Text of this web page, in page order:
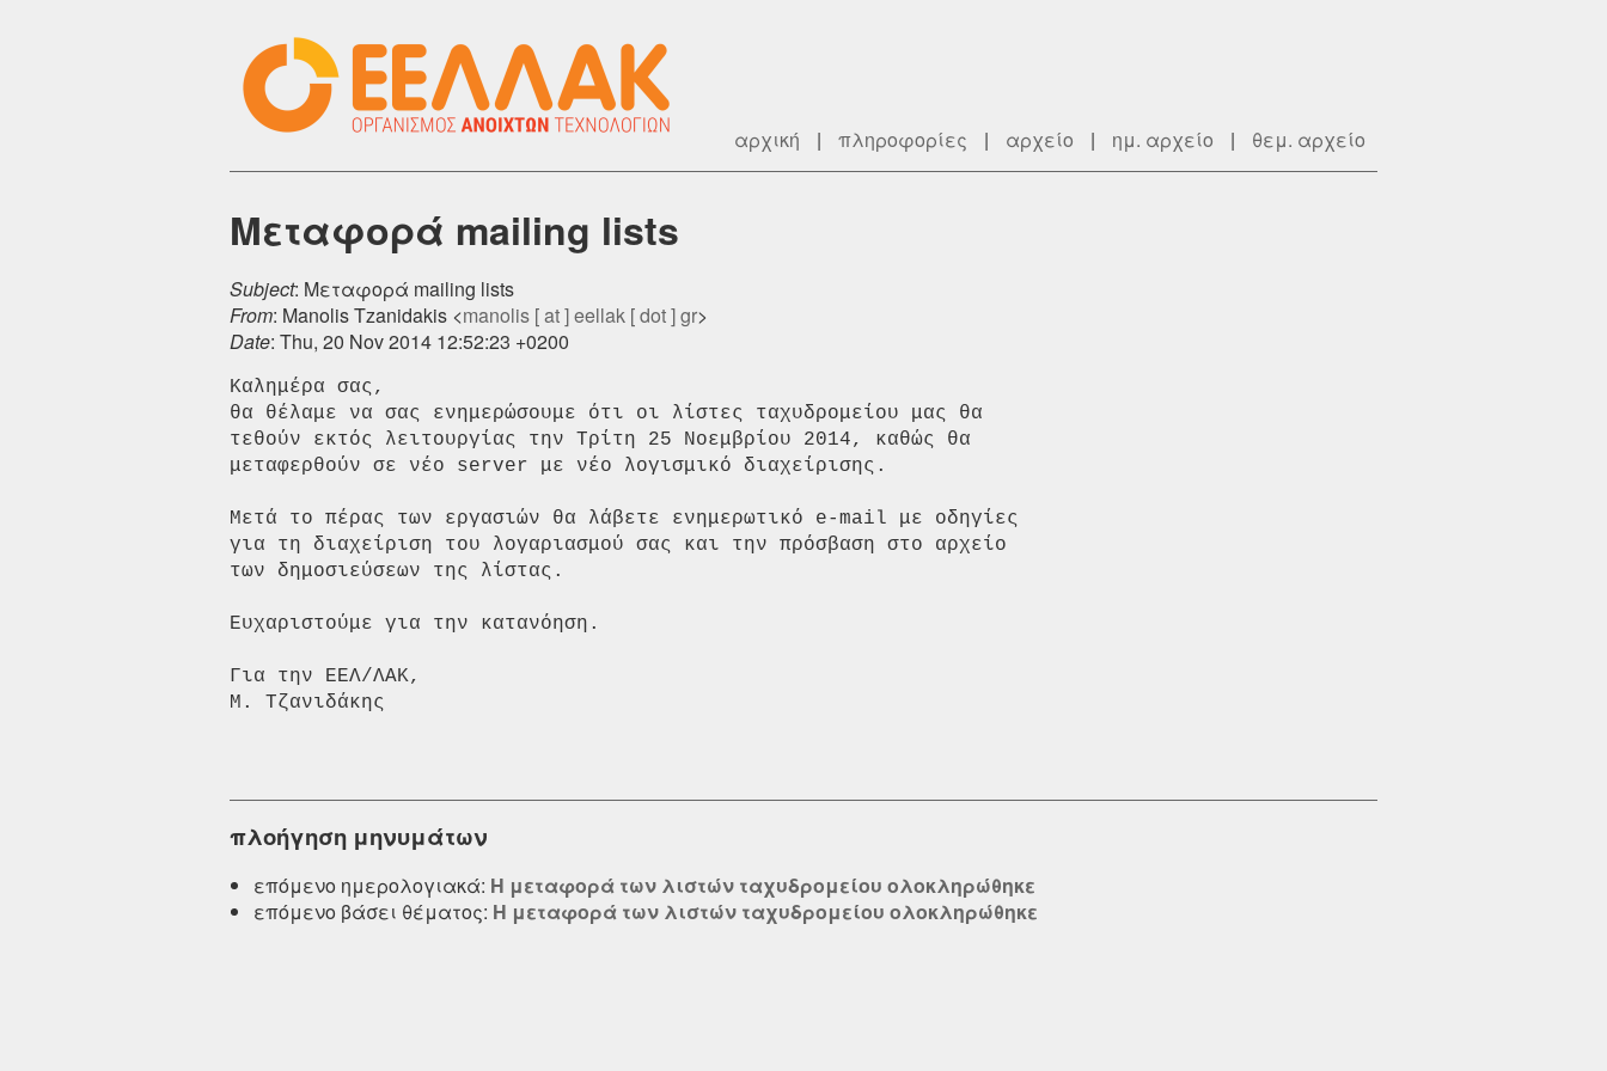
αρχική | πληροφορίες | αρχείο | ημ. αρχείο | θεμ. αρχείο
Μεταφορά mailing lists
Subject: Μεταφορά mailing lists
From: Manolis Tzanidakis <manolis [ at ] eellak [ dot ] gr>
Date: Thu, 20 Nov 2014 12:52:23 +0200
Καλημέρα σας,
θα θέλαμε να σας ενημερώσουμε ότι οι λίστες ταχυδρομείου μας θα
τεθούν εκτός λειτουργίας την Τρίτη 25 Νοεμβρίου 2014, καθώς θα
μεταφερθούν σε νέο server με νέο λογισμικό διαχείρισης.
Μετά το πέρας των εργασιών θα λάβετε ενημερωτικό e-mail με οδηγίες
για τη διαχείριση του λογαριασμού σας και την πρόσβαση στο αρχείο
των δημοσιεύσεων της λίστας.
Ευχαριστούμε για την κατανόηση.
Για την ΕΕΛ/ΛΑΚ,
Μ. Τζανιδάκης
πλοήγηση μηνυμάτων
επόμενο ημερολογιακά: Η μεταφορά των λιστών ταχυδρομείου ολοκληρώθηκε
επόμενο βάσει θέματος: Η μεταφορά των λιστών ταχυδρομείου ολοκληρώθηκε